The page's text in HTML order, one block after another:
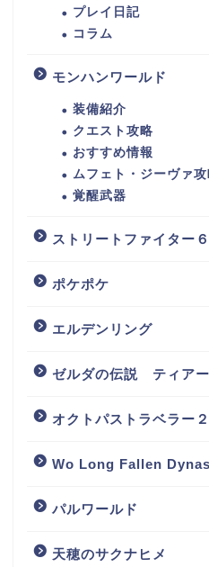
プレイ日記
コラム
モンハンワールド
装備紹介
クエスト攻略
おすすめ情報
ムフェト・ジーヴァ攻
覚醒武器
ストリートファイター６
ポケポケ
エルデンリング
ゼルダの伝説 ティア
オクトパストラベラー２
Wo Long Fallen
パルワールド
天穂のサクナヒメ